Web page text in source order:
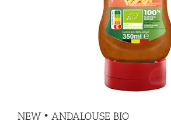
NEW • ANDALOUSE BIO